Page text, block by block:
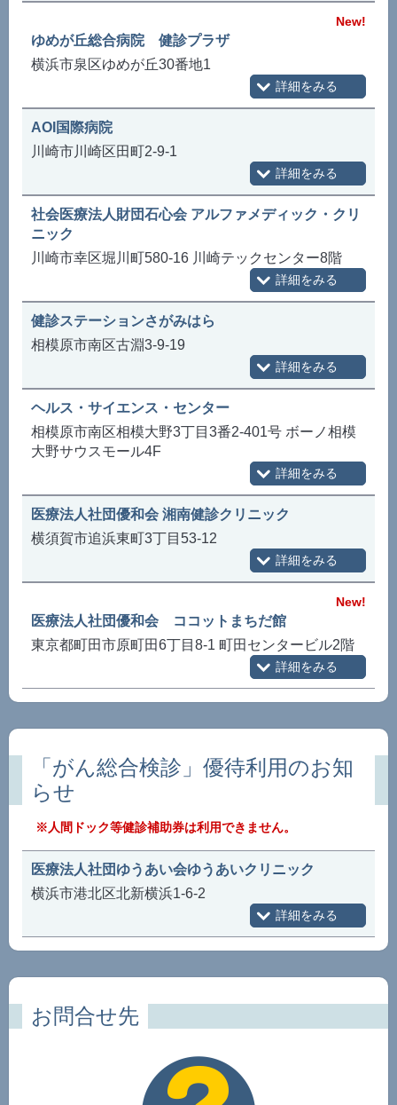
New!
ゆめが丘総合病院 健診プラザ
横浜市泉区ゆめが丘30番地1
AOI国際病院
川崎市川崎区田町2-9-1
社会医療法人財団石心会 アルファメディック・クリ
ニック
川崎市幸区堀川町580-16 川崎テックセンター8階
健診ステーションさがみはら
相模原市南区古淵3-9-19
ヘルス・サイエンス・センター
相模原市南区相模大野3丁目3番2-401号 ボーノ相模
大野サウスモール4F
医療法人社団優和会 湘南健診クリニック
横須賀市追浜東町3丁目53-12
New!
医療法人社団優和会 ココットまちだ館
東京都町田市原町田6丁目8-1 町田センタービル2階
「がん総合検診」優待利用のお知
らせ
※人間ドック等健診補助券は利用できません。
医療法人社団ゆうあい会ゆうあいクリニック
横浜市港北区北新横浜1-6-2
お問合せ先